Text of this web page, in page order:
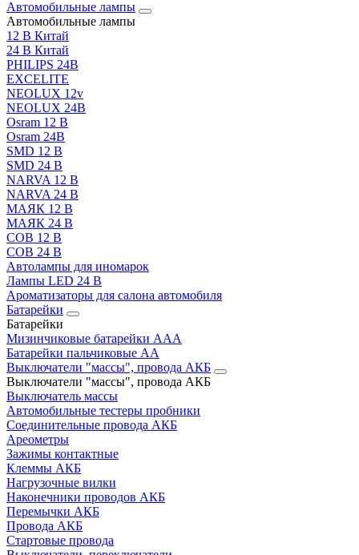
Автомобильные лампы
Автомобильные лампы
12 В Китай
24 В Китай
PHILIPS 24В
EXCELITE
NEOLUX 12v
NEOLUX 24В
Osram 12 В
Osram 24В
SMD 12 В
SMD 24 В
NARVA 12 В
NARVA 24 В
МАЯК 12 В
МАЯК 24 В
COB 12 В
COB 24 В
Автолампы для иномарок
Лампы LED 24 B
Ароматизаторы для салона автомобиля
Батарейки
Батарейки
Мизинчиковые батарейки AAA
Батарейки пальчиковые АА
Выключатели "массы", провода АКБ
Выключатели "массы", провода АКБ
Выключатель массы
Автомобильные тестеры пробники
Соединительные провода АКБ
Ареометры
Зажимы контактные
Клеммы АКБ
Нагрузочные вилки
Наконечники проводов АКБ
Перемычки АКБ
Провода АКБ
Стартовые провода